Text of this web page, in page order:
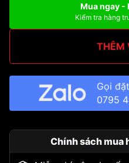
Mua ngay -
Kiểm tra hàng
THÊM
Gọi
0795
Chính sách mua